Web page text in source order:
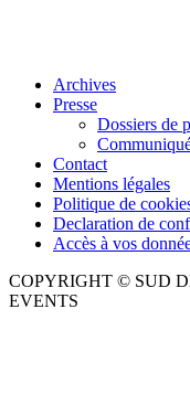
Archives
Presse
Dossiers de
Contact
Mentions légales
Politique de
Declaration de
Accès à vos
COPYRIGHT © SUD
EVENTS